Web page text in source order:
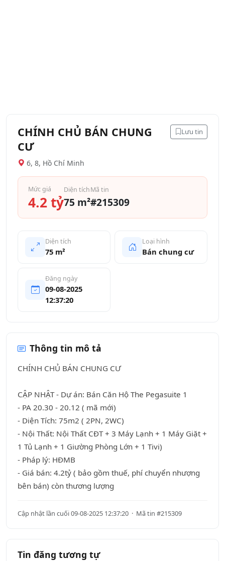
CHÍNH CHỦ BÁN CHUNG
CƯ
Lưu tin
6, 8, Hồ Chí Minh
Mức giá
4.2 tỷ
Diện tích
75 m²
Mã tin
#215309
Diện tích
75 m²
Loại hình
Bán chung cư
Đăng ngày
09-08-2025
12:37:20
Thông tin mô tả
CHÍNH CHỦ BÁN CHUNG CƯ
CẬP NHẬT - Dự án: Bán Căn Hộ The Pegasuite 1
- PA 20.30 - 20.12 ( mã mới)
- Diện Tích: 75m2 ( 2PN, 2WC)
- Nội Thất: Nội Thất CĐT + 3 Máy Lạnh + 1 Máy Giặt +
1 Tủ Lạnh + 1 Giường Phòng Lớn + 1 Tivi)
- Pháp lý: HĐMB
- Giá bán: 4.2tỷ ( bảo gồm thuế, phí chuyển nhượng
bên bán) còn thương lượng
Cập nhật lần cuối 09-08-2025 12:37:20 · Mã tin #215309
Tin đăng tương tự